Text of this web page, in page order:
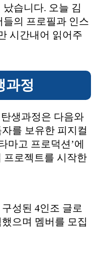
습니다. 오늘 김
들의 프로필과 인스
시간내어 읽어주
과정
생과정은 다음와
를 보유한 피지컬
마고 프로덕션’에
프로젝트를 시작한
성된 4인조 글로
으며 멤버를 모집